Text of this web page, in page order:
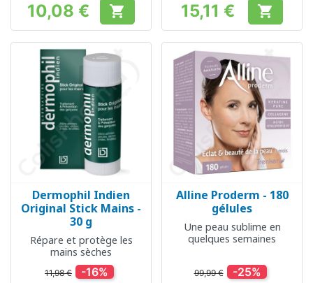
Prix
10,08 €  Prix
15,11 € 
Dermophil Indien
Original Stick Mains -
30 g
Répare et protège les
mains sèches
11,98 € -16%
Alline Proderm - 180
gélules
Une peau sublime en
quelques semaines
99,99 € -25%